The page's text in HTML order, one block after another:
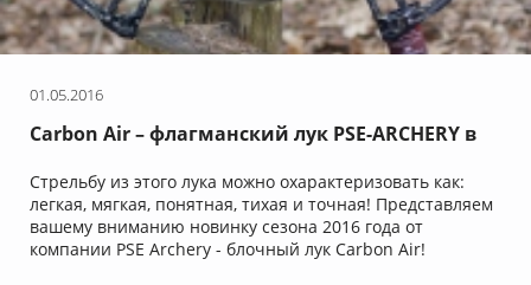
01.05.2016
Carbon Air – флагманский лук PSE-ARCHERY в
Стрельбу из этого лука можно охарактеризовать как:
легкая, мягкая, понятная, тихая и точная! Представляем
вашему вниманию новинку сезона 2016 года от
компании PSE Archery - блочный лук Carbon Air!